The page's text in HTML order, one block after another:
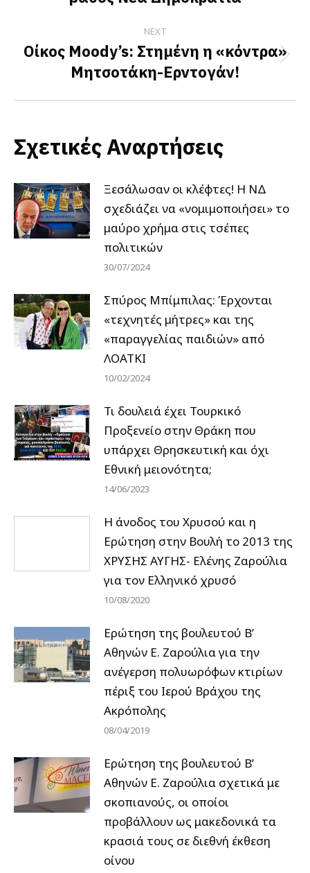
post:
NEXT
Next
post:
Οίκος Moody’s: Στημένη η «κόντρα»
Μητσοτάκη-Ερντογάν!
Σχετικές Αναρτήσεις
Ξεσάλωσαν οι κλέφτες! Η ΝΔ
σχεδιάζει να «νομιμοποιήσει» το
μαύρο χρήμα στις τσέπες
πολιτικών
30/07/2024
Σπύρος Μπίμπιλας: Έρχονται
«τεχνητές μήτρες» και της
«παραγγελίας παιδιών» από
ΛΟΑΤΚΙ
10/02/2024
Τι δουλειά έχει Τουρκικό
Προξενείο στην Θράκη που
υπάρχει Θρησκευτική και όχι
Εθνική μειονότητα;
14/06/2023
Η άνοδος του Χρυσού και η
Ερώτηση στην Βουλή το 2013 της
ΧΡΥΣΗΣ ΑΥΓΗΣ- Ελένης Ζαρούλια
για τον Ελληνικό χρυσό
10/08/2020
Ερώτηση της βουλευτού Β’
Αθηνών Ε. Ζαρούλια για την
ανέγερση πολυωρόφων κτιρίων
πέριξ του Ιερού Βράχου της
Ακρόπολης
08/04/2019
Ερώτηση της βουλευτού Β’
Αθηνών Ε. Ζαρούλια σχετικά με
σκοπιανούς, οι οποίοι
προβάλλουν ως μακεδονικά τα
κρασιά τους σε διεθνή έκθεση
οίνου